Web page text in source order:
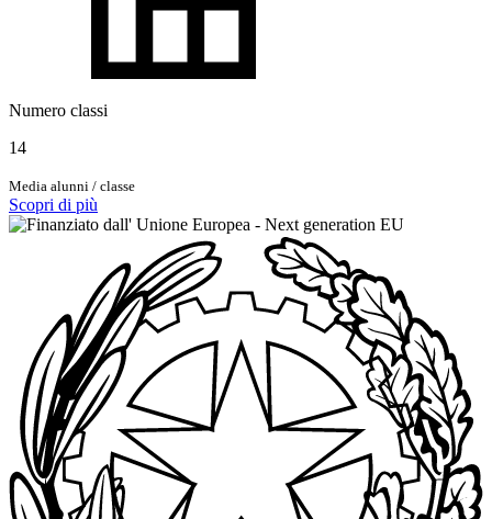
Numero classi
14
Media alunni / classe
Scopri di più